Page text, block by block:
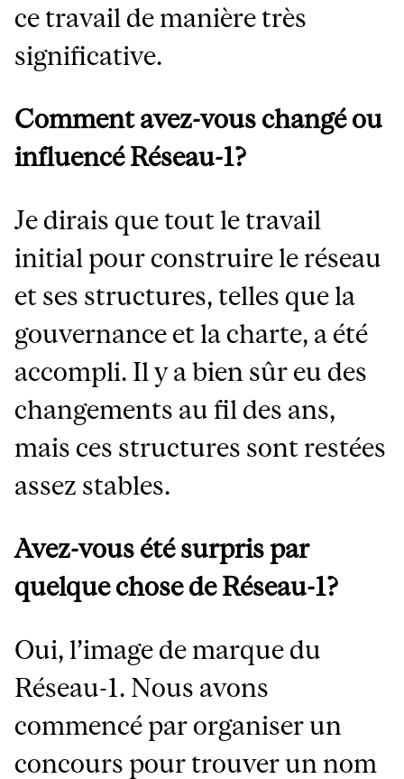
ce travail de manière très
significative.
Comment avez-vous changé ou
influencé Réseau-1?
Je dirais que tout le travail
initial pour construire le réseau
et ses structures, telles que la
gouvernance et la charte, a été
accompli. Il y a bien sûr eu des
changements au fil des ans,
mais ces structures sont restées
assez stables.
Avez-vous été surpris par
quelque chose de Réseau-1?
Oui, l’image de marque du
Réseau-1. Nous avons
commencé par organiser un
concours pour trouver un nom